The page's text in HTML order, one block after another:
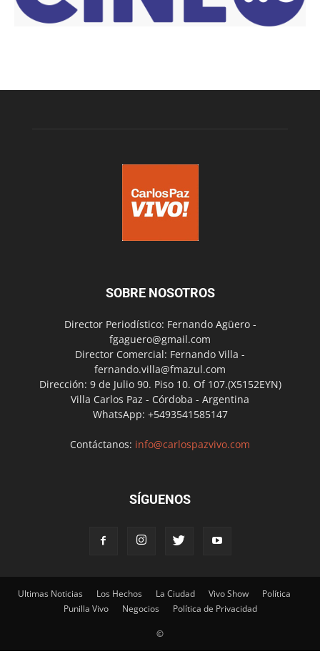
SOBRE NOSOTROS
Director Periodístico: Fernando Agüero -
fgaguero@gmail.com
Director Comercial: Fernando Villa -
fernando.villa@fmazul.com
Dirección: 9 de Julio 90. Piso 10. Of 107.(X5152EYN)
Villa Carlos Paz - Córdoba - Argentina
WhatsApp: +5493541585147
Contáctanos: info@carlospazvivo.com
SÍGUENOS
Ultimas Noticias Los Hechos La Ciudad Vivo Show
Política
Punilla Vivo
Negocios Política de Privacidad
©